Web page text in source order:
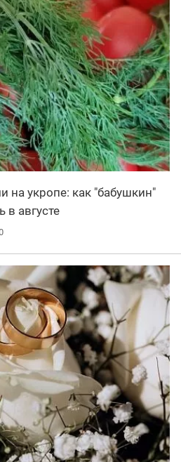
на укропе: как "бабушкин"
в августе